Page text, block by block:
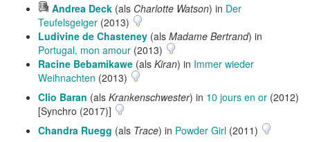
Hörprobe
abspielen
Andrea Deck (als Charlotte Watson) in Der
Teufelsgeiger (2013)
Ludivine de Chasteney (als Madame Bertrand) in
Portugal, mon amour (2013)
Racine Bebamikawe (als Kiran) in Immer wieder
Weihnachten (2013)
Clio Baran (als Krankenschwester) in 10 jours en or (2012)
[Synchro (2017)]
Chandra Ruegg (als Trace) in Powder Girl (2011)